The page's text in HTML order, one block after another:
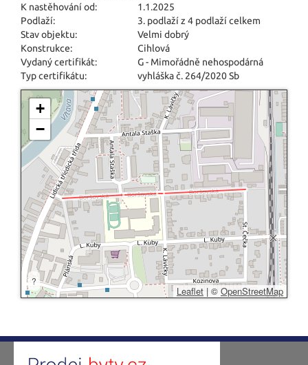
K nastěhování od:
1.1.2025
Podlaží:
3. podlaží z 4 podlaží celkem
Stav objektu:
Velmi dobrý
Konstrukce:
Cihlová
Vydaný certifikát:
G - Mimořádně nehospodárná
Typ certifikátu:
vyhláška č. 264/2020 Sb
+
−
?
Leaflet | © OpenStreetMap